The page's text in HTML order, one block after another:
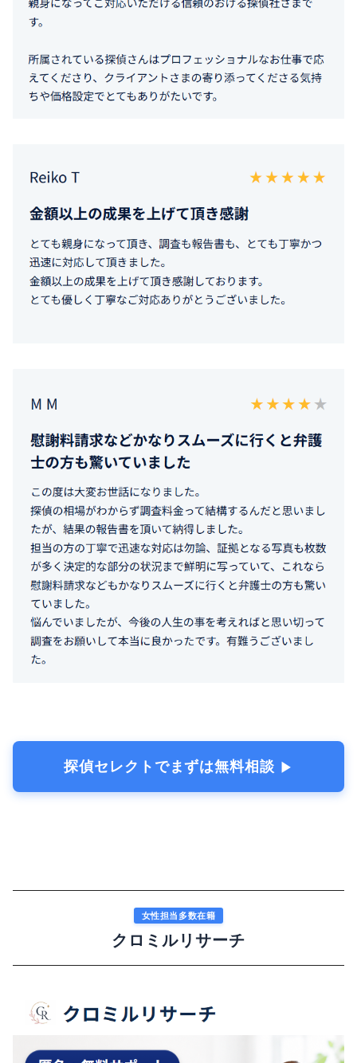
探偵セレクトでまずは無料相談 ▶︎
女性担当多数在籍
クロミルリサーチ